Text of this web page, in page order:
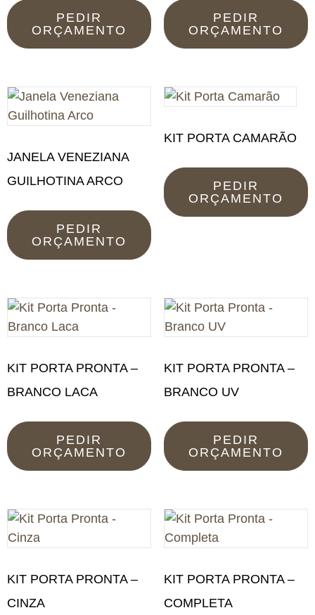
PEDIR
ORÇAMENTO
PEDIR
ORÇAMENTO
JANELA VENEZIANA
GUILHOTINA ARCO
PEDIR
ORÇAMENTO
KIT PORTA CAMARÃO
PEDIR
ORÇAMENTO
KIT PORTA PRONTA –
BRANCO LACA
PEDIR
ORÇAMENTO
KIT PORTA PRONTA –
BRANCO UV
PEDIR
ORÇAMENTO
KIT PORTA PRONTA –
CINZA
KIT PORTA PRONTA –
COMPLETA